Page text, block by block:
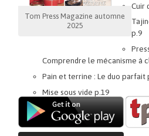
Tom Press Magazine automne
2025
Cuir
p.9
Comprendre le mécanisme à
Pain et terrine : Le duo parfait
Mise sous vide p.19